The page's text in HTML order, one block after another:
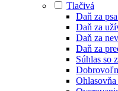
Tlačivá
Daň za
Daň za
Daň za
Daň za
Súhlas so